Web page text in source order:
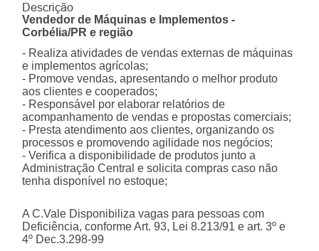
Descrição
Vendedor de Máquinas e Implementos -
Corbélia/PR e região
- Realiza atividades de vendas externas de máquinas
e implementos agrícolas;
- Promove vendas, apresentando o melhor produto
aos clientes e cooperados;
- Responsável por elaborar relatórios de
acompanhamento de vendas e propostas comerciais;
- Presta atendimento aos clientes, organizando os
processos e promovendo agilidade nos negócios;
- Verifica a disponibilidade de produtos junto a
Administração Central e solicita compras caso não
tenha disponível no estoque;
A C.Vale Disponibiliza vagas para pessoas com
Deficiência, conforme Art. 93, Lei 8.213/91 e art. 3º e
4º Dec.3.298-99